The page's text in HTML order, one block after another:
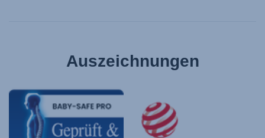
Auszeichnungen